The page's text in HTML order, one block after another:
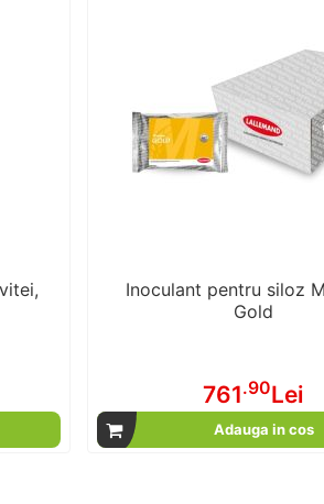
Inoculant pentru siloz
Gold
761.90Lei
Adauga in cos